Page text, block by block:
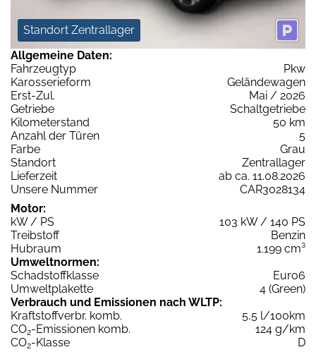
Standort Zentrallager
Allgemeine Daten:
Fahrzeugtyp
Pkw
Karosserieform
Geländewagen
Erst-Zul.
Mai / 2026
Getriebe
Schaltgetriebe
Kilometerstand
50 km
Anzahl der Türen
5
Farbe
Grau
Standort
Zentrallager
Lieferzeit
ab ca. 11.08.2026
Unsere Nummer
CAR3028134
Motor:
kW / PS
103 kW / 140 PS
Treibstoff
Benzin
Hubraum
1.199 cm³
Umweltnormen:
Schadstoffklasse
Euro6
Umweltplakette
4 (Green)
Verbrauch und Emissionen nach WLTP:
Kraftstoffverbr. komb.
5,5 l/100km
CO2-Emissionen komb.
124 g/km
CO2-Klasse
D